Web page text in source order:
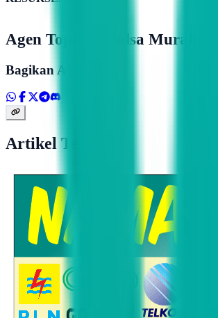
Agen Topindo Pulsa Murah
Bagikan Artikel
Artikel Terkait